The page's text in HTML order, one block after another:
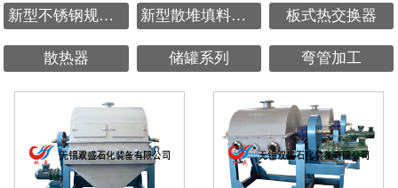
新型不锈钢规整填料 新型散堆填料鲍尔环 板式热交换器
散热器 储罐系列 弯管加工